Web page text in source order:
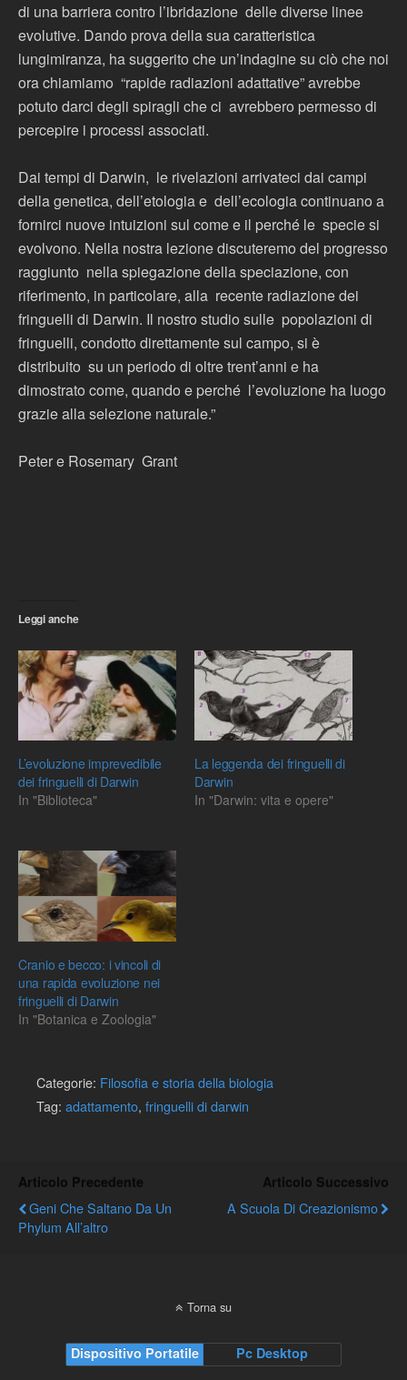
di una barriera contro l’ibridazione delle diverse linee
evolutive. Dando prova della sua caratteristica
lungimiranza, ha suggerito che un’indagine su ciò che noi
ora chiamiamo “rapide radiazioni adattative” avrebbe
potuto darci degli spiragli che ci avrebbero permesso di
percepire i processi associati.
Dai tempi di Darwin, le rivelazioni arrivateci dai campi
della genetica, dell’etologia e dell’ecologia continuano a
fornirci nuove intuizioni sul come e il perché le specie si
evolvono. Nella nostra lezione discuteremo del progresso
raggiunto nella spiegazione della speciazione, con
riferimento, in particolare, alla recente radiazione dei
fringuelli di Darwin. Il nostro studio sulle popolazioni di
fringuelli, condotto direttamente sul campo, si è
distribuito su un periodo di oltre trent’anni e ha
dimostrato come, quando e perché l’evoluzione ha luogo
grazie alla selezione naturale.”
Peter e Rosemary Grant
Leggi anche
L’evoluzione imprevedibile
dei fringuelli di Darwin
In "Biblioteca"
La leggenda dei fringuelli di
Darwin
In "Darwin: vita e opere"
Cranio e becco: i vincoli di
una rapida evoluzione nei
fringuelli di Darwin
In "Botanica e Zoologia"
Categorie: Filosofia e storia della biologia
Tag: adattamento, fringuelli di darwin
Articolo Precedente
Geni Che Saltano Da Un
Phylum All’altro
Articolo Successivo
A Scuola Di Creazionismo
Torna su
Dispositivo Portatile Pc Desktop